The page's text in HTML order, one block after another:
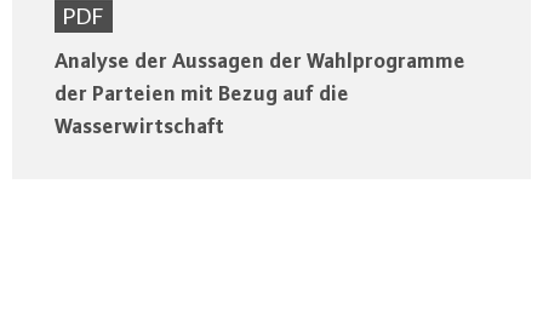
PDF
Analyse der Aussagen der Wahlprogramme
der Parteien mit Bezug auf die
Wasserwirtschaft